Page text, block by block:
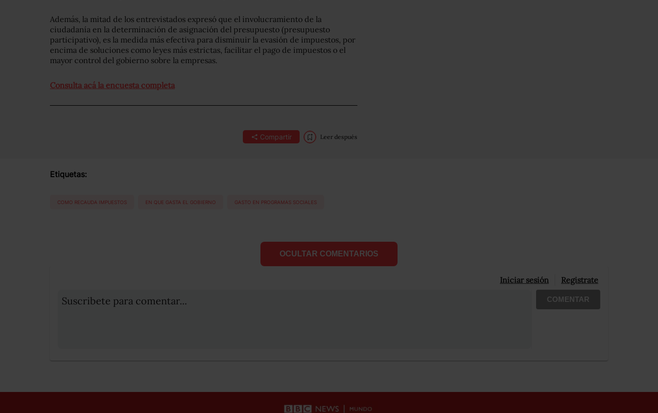
Además, la mitad de los entrevistados expresó que el involucramiento de la
ciudadanía en la determinación de asignación del presupuesto (presupuesto
participativo), es la medida más efectiva para disminuir la evasión de impuestos, por
encima de soluciones como leyes más estrictas, facilitar el pago de impuestos o el
mayor control del gobierno sobre la empresas.
Consulta acá la encuesta completa
Compartir Leer después
Etiquetas:
COMO RECAUDA IMPUESTOS EN QUE GASTA EL GOBIERNO GASTO EN PROGRAMAS SOCIALES
OCULTAR COMENTARIOS
Iniciar sesión Registrate
Suscribete para comentar... COMENTAR